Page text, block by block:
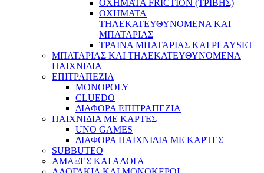
ΟΧΗΜΑΤΑ FRICTION (ΤΡΙΒΗΣ)
ΟΧΗΜΑΤΑ
ΤΗΛΕΚΑΤΕΥΘΥΝΟΜΕΝΑ ΚΑΙ
ΜΠΑΤΑΡΙΑΣ
ΤΡΑΙΝΑ ΜΠΑΤΑΡΙΑΣ ΚΑΙ PLAYSET
ΜΠΑΤΑΡΙΑΣ ΚΑΙ ΤΗΛΕΚΑΤΕΥΘΥΝΟΜΕΝΑ
ΠΑΙΧΝΙΔΙΑ
ΕΠΙΤΡΑΠΕΖΙΑ
MONOPOLY
CLUEDO
ΔΙΑΦΟΡΑ ΕΠΙΤΡΑΠΕΖΙΑ
ΠΑΙΧΝΙΔΙΑ ΜΕ ΚΑΡΤΕΣ
UNO GAMES
ΔΙΑΦΟΡΑ ΠΑΙΧΝΙΔΙΑ ΜΕ ΚΑΡΤΕΣ
SUBBUTEO
ΑΜΑΞΕΣ ΚΑΙ ΑΛΟΓΑ